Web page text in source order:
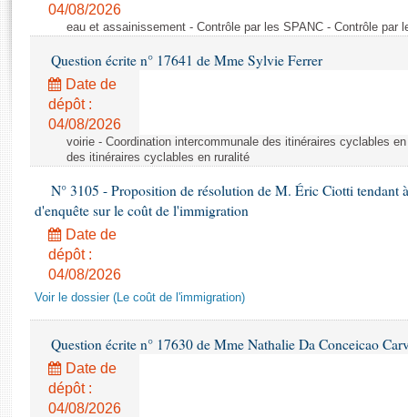
Rapports d'enquête
Rapports législatifs
Rapports sur l'application des lois
Baromètre de l’application des lois
Dossiers législatifs
Budget et sécurité sociale
Questions écrites et orales
Comptes rendus des débats
Anciennes législatures
Liens vers les sites publics
04/08/2026
eau et assainissement - Contrôle par les SPANC - Contrôle par
Question écrite n° 17641 de Mme Sylvie Ferrer
Date de
dépôt :
04/08/2026
voirie - Coordination intercommunale des itinéraires cyclables
des itinéraires cyclables en ruralité
N° 3105 - Proposition de résolution de M. Éric Ciotti tendant
d'enquête sur le coût de l'immigration
Date de
dépôt :
04/08/2026
Voir le dossier (Le coût de l'immigration)
Question écrite n° 17630 de Mme Nathalie Da Conceicao
Date de
dépôt :
04/08/2026